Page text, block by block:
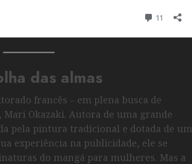
das almas
francês – em plena busca de
Okazaki. Autora de uma grande
pela pintura tradicional e dotada de um
experiência na publicidade, ele se
do mangá para mulheres. Mas a